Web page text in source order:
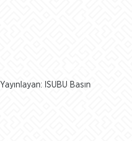
Yayınlayan: ISUBU Basın